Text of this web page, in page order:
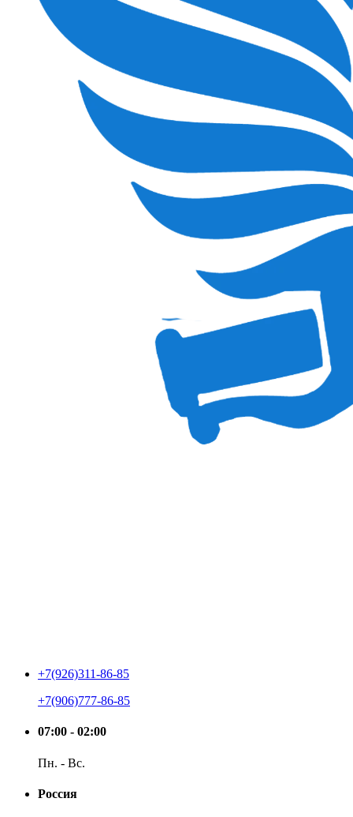
+7(926)311-86-85
+7(906)777-86-85
07:00 - 02:00
Пн. - Вс.
Россия